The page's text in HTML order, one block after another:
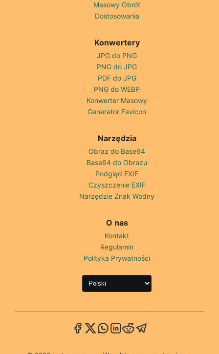
Masowy Obrót
Dostosowania
Konwertery
JPG do PNG
PNG do JPG
PDF do JPG
PNG do WEBP
Konwerter Masowy
Generator Favicon
Narzędzia
Obraz do Base64
Base64 do Obrazu
Podgląd EXIF
Czyszczenie EXIF
Narzędzie Znak Wodny
O nas
Kontakt
Regulamin
Polityka Prywatności